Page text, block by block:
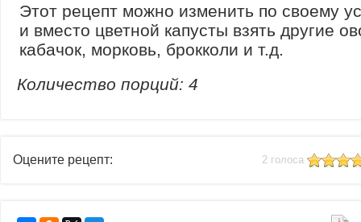
Этот рецепт можно изменить по своему
и вместо цветной капусты взять другие
кабачок, морковь, брокколи и т.д.
Количество порций: 4
Оцените рецепт: 2 голоса